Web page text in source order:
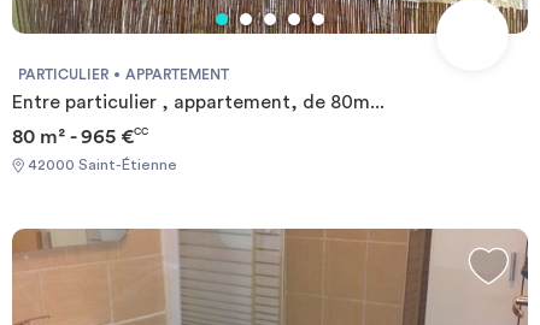
PARTICULIER APPARTEMENT
Entre particulier , appartement, de 80m...
80 m² - 965 €CC
42000 Saint-Étienne